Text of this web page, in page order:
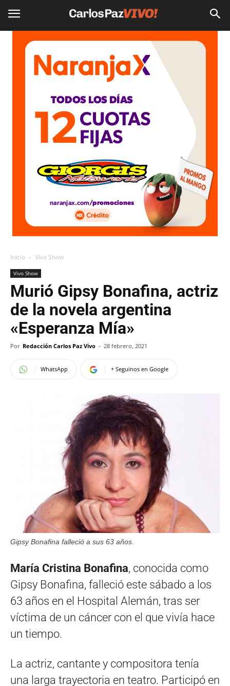
Inicio Vivo Show
Vivo Show
Murió Gipsy Bonafina, actriz
de la novela argentina
«Esperanza Mía»
Por Redacción Carlos Paz Vivo - 28 febrero, 2021
WhatsApp + Seguinos en Google
Gipsy Bonafina falleció a sus 63 años.
María Cristina Bonafina, conocida como
Gipsy Bonafina, falleció este sábado a los
63 años en el Hospital Alemán, tras ser
víctima de un cáncer con el que vivía hace
un tiempo.
La actriz, cantante y compositora tenía
una larga trayectoria en teatro. Participó en